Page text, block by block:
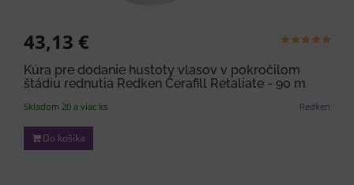
43,13 €
Kúra pre dodanie hustoty vlasov v pokročilom
štádiu rednutia Redken Cerafill Retaliate - 90 m
Redken
Skladom 20 a viac ks
Do košíka